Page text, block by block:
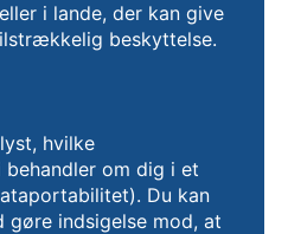
i lande, der kan give
beskyttelse.
hvilke
behandler om dig i et
Du kan
gøre indsigelse mod, at